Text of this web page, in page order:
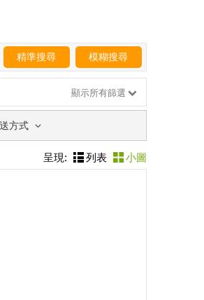
精準搜尋 模糊搜尋
顯示所有篩選
方式
呈現: 列表 小圖